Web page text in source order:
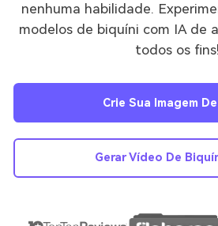
nenhuma habilidade.
modelos de biquíni com IA de
todos os fins!
Crie Sua Imagem
Gerar Vídeo De